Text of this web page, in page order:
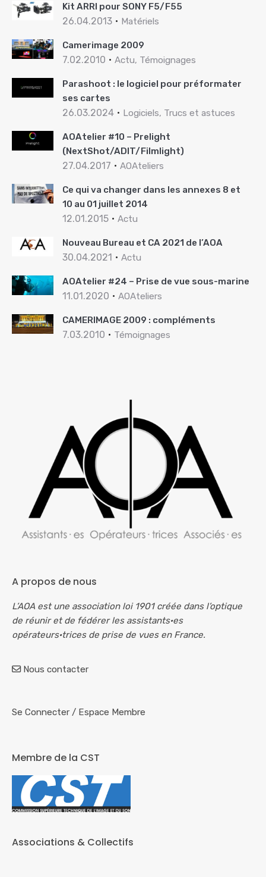
Kit ARRI pour SONY F5/F55
26.04.2013 Matériels
Camerimage 2009
7.02.2010 Actu, Témoignages
Parashoot : le logiciel pour préformater
ses cartes
26.03.2024 Logiciels, Trucs et astuces
AOAtelier #10 – Prelight
(NextShot/ADIT/Filmlight)
27.04.2017 AOAteliers
Ce qui va changer dans les annexes 8 et
10 au 01 juillet 2014
12.01.2015 Actu
Nouveau Bureau et CA 2021 de l’AOA
30.04.2021 Actu
AOAtelier #24 – Prise de vue sous-marine
11.01.2020 AOAteliers
CAMERIMAGE 2009 : compléments
7.03.2010 Témoignages
A propos de nous
L’AOA est une association loi 1901 créée dans l’optique
de réunir et de fédérer les assistants·es
opérateurs·trices de prise de vues en France.
Nous contacter
Se Connecter / Espace Membre
Membre de la CST
Associations & Collectifs